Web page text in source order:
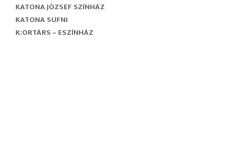
KATONA JÓZSEF SZÍNHÁZ
KATONA SUFNI
K:ORTÁRS – ESZÍNHÁZ